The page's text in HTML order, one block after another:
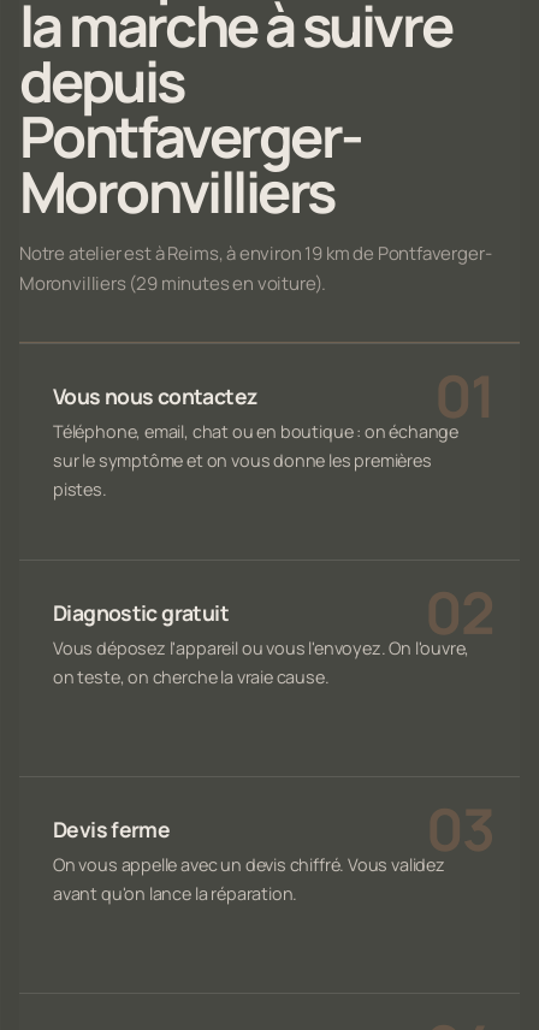
la marche à suivre
depuis
Pontfaverger-
Moronvilliers
Notre atelier est à Reims, à environ 19 km de Pontfaverger-
Moronvilliers (29 minutes en voiture).
Vous nous contactez
Téléphone, email, chat ou en boutique : on échange
sur le symptôme et on vous donne les premières
pistes.
Diagnostic gratuit
Vous déposez l'appareil ou vous l'envoyez. On l'ouvre,
on teste, on cherche la vraie cause.
Devis ferme
On vous appelle avec un devis chiffré. Vous validez
avant qu'on lance la réparation.